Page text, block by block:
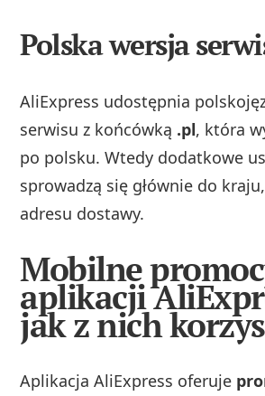
Polska wersja
AliExpress udostępnia
serwisu z końcówką .pl, która
po polsku. Wtedy dodatkowe
sprowadzą się głównie do
adresu dostawy.
Mobilne
aplikacji
jak z nich
Aplikacja AliExpress oferuje